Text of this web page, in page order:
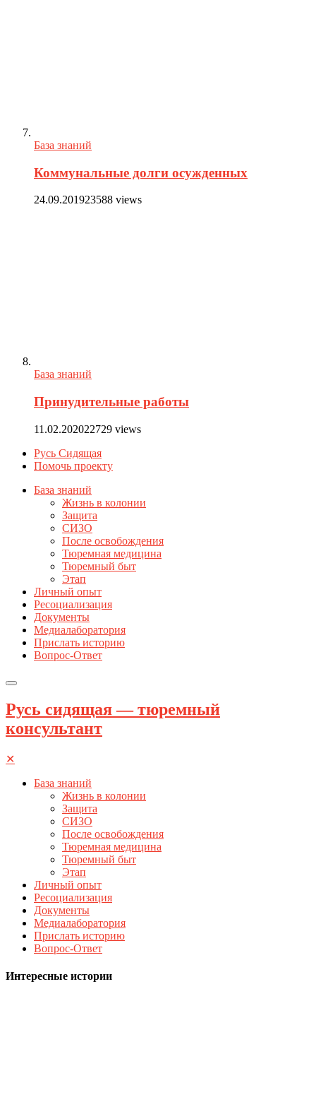
База знаний
Коммунальные долги осужденных
24.09.201923588 views
База знаний
Принудительные работы
11.02.202022729 views
Русь Сидящая
Помочь проекту
База знаний
Жизнь в колонии
Защита
СИЗО
После освобождения
Тюремная медицина
Тюремный быт
Этап
Личный опыт
Ресоциализация
Документы
Медиалаборатория
Прислать историю
Вопрос-Ответ
Русь сидящая — тюремный
консультант
✕
База знаний
Жизнь в колонии
Защита
СИЗО
После освобождения
Тюремная медицина
Тюремный быт
Этап
Личный опыт
Ресоциализация
Документы
Медиалаборатория
Прислать историю
Вопрос-Ответ
Интересные истории